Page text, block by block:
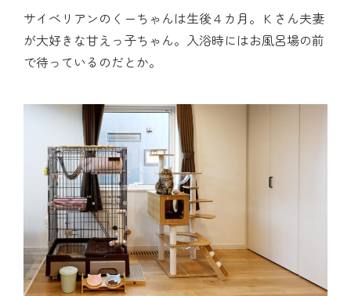
サイベリアンのくーちゃんは生後４カ月。Ｋさん夫妻
が大好きな甘えっ子ちゃん。入浴時にはお風呂場の前
で待っているのだとか。